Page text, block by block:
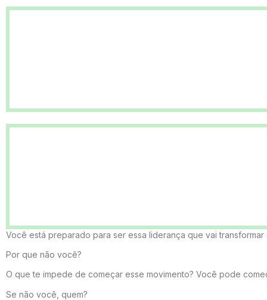
Você está preparado para ser essa liderança que vai
Por que não você?
O que te impede de começar esse movimento? Você pode
Se não você, quem?